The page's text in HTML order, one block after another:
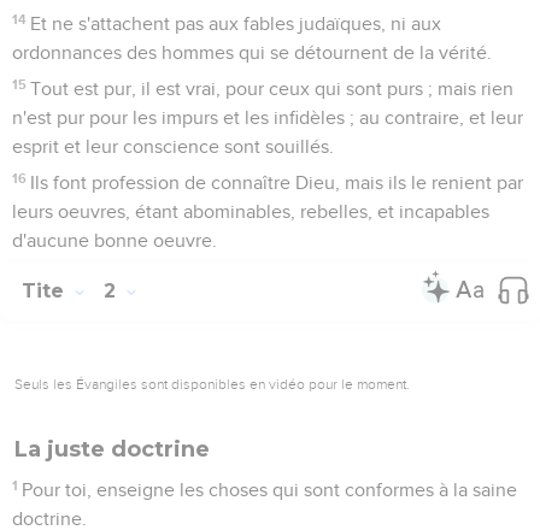
14 Et ne s'attachent pas aux fables judaïques, ni aux
ordonnances des hommes qui se détournent de la vérité.
15 Tout est pur, il est vrai, pour ceux qui sont purs ; mais rien
n'est pur pour les impurs et les infidèles ; au contraire, et leur
esprit et leur conscience sont souillés.
16 Ils font profession de connaître Dieu, mais ils le renient par
leurs oeuvres, étant abominables, rebelles, et incapables
d'aucune bonne oeuvre.
Tite 2
Seuls les Évangiles sont disponibles en vidéo pour le moment.
La juste doctrine
1 Pour toi, enseigne les choses qui sont conformes à la saine
doctrine.